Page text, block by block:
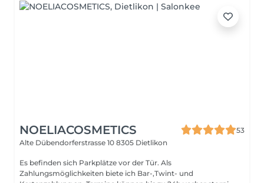
NOELIACOSMETICS
53
Alte Dübendorferstrasse 10 8305 Dietlikon
Es befinden sich Parkplätze vor der Tür. Als
Zahlungsmöglichkeiten biete ich Bar-,Twint- und